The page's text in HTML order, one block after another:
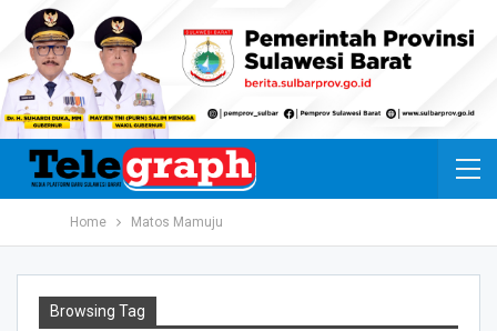
Home Matos Mamuju
Browsing Tag